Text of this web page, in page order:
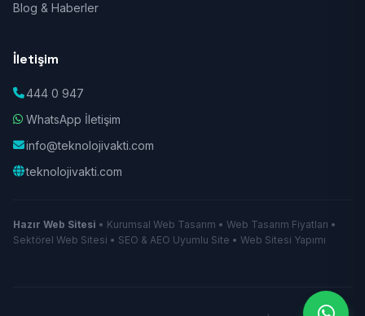
Blog & Haberler
İletişim
444 0 947
WhatsApp İletişim
info@teknolojivakti.com
teknolojivakti.com
Hazır Web Sitesi • Kurumsal Web Tasarım • Web Tasarım Fiyatları •
Sektörel Web Sitesi • SEO & AEO Uyumlu Site • Web Sitesi Yapımı